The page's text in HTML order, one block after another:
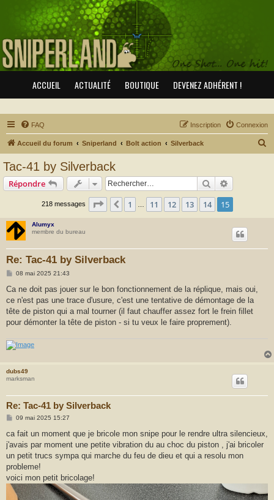
ACCUEIL ACTUALITÉ BOUTIQUE DEVENEZ ADHÉRENT !
FAQ Connexion
Inscription
Accueil du forum Sniperland Bolt action Silverback
Tac-41 by Silverback
Répondre Rechercher
218 messages Page 15 sur 15
Précédent
1 … 11 12 13 14 15
Alumyx
membre du bureau
Re: Tac-41 by Silverback
M
s
a
g
08 mai 2025 21:43
Ca ne doit pas jouer sur le bon fonctionnement de la réplique, mais oui,
ce n'est pas une trace d'usure, c'est une tentative de démontage de la
tête de piston qui a mal tourner (il faut chauffer assez fort le frein fillet
pour démonter la tête de piston - si tu veux le faire proprement).
dubs49
marksman
Re: Tac-41 by Silverback
M
s
a
g
09 mai 2025 15:27
ca fait un moment que je bricole mon snipe pour le rendre ultra silencieux,
j'avais par moment une petite vibration du au choc du piston , j'ai bricoler
un petit trucs sympa qui marche du feu de dieu et qui a resolu mon
probleme!
voici mon petit bricolage!